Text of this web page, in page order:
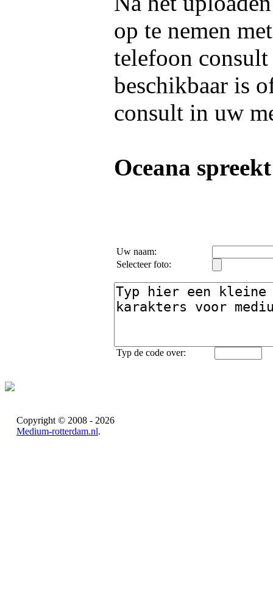
op te nemen
telefoon
beschikbaar is
consult in uw
Oceana
Uw naam:
Selecteer foto:
Typ de code over:
Copyright © 2008 - 2026
Medium-rotterdam.nl.